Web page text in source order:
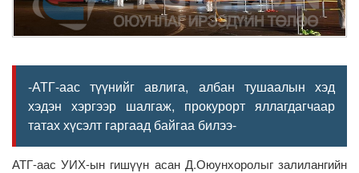
-АТГ-аас түүнийг авлига, албан тушаалын хэд
хэдэн хэргээр шалгаж, прокурорт яллагдагчаар
татах хүсэлт гаргаад байгаа билээ-
АТГ-аас УИХ-ын гишүүн асан Д.Оюунхоролыг залилангийн